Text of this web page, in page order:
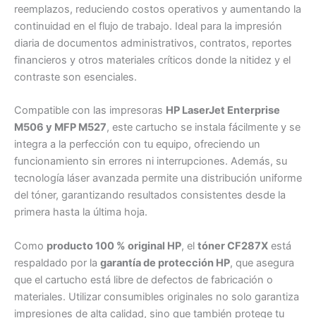
reemplazos, reduciendo costos operativos y aumentando la
continuidad en el flujo de trabajo. Ideal para la impresión
diaria de documentos administrativos, contratos, reportes
financieros y otros materiales críticos donde la nitidez y el
contraste son esenciales.
Compatible con las impresoras HP LaserJet Enterprise
M506 y MFP M527, este cartucho se instala fácilmente y se
integra a la perfección con tu equipo, ofreciendo un
funcionamiento sin errores ni interrupciones. Además, su
tecnología láser avanzada permite una distribución uniforme
del tóner, garantizando resultados consistentes desde la
primera hasta la última hoja.
Como producto 100 % original HP, el tóner CF287X está
respaldado por la garantía de protección HP, que asegura
que el cartucho está libre de defectos de fabricación o
materiales. Utilizar consumibles originales no solo garantiza
impresiones de alta calidad, sino que también protege tu